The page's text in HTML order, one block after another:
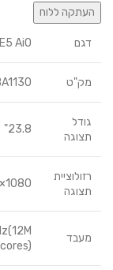
דגם AiO
מק"ט
גודל
תצוגה
23.8"
רזולוציית
תצוגה
מעבד